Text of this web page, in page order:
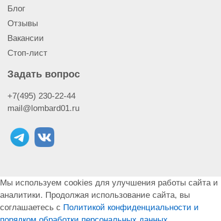
Скупка IPhone 8 Plus
Скупка IPhone 8
Скупка IPhone Xr
Скупка IPhone Xs Max
Скупка наушников Airpods Pro Max
Скупка наушников Airpods Pro 2
Скупка наушников Airpods Pro
Скупка Macbook
Скупка Macbook Air
Скупка Apple Watch Ultra
Скупка IPad Air
Скупка IPhone Xs
Скупка наушников Airpods 2
Адреса филиалов
Блог
Отзывы
Вакансии
+7(495) 230-22-44
Мы используем cookies для улучшения работы сайта и
аналитики. Продолжая использование сайта, вы
соглашаетесь сПолитикой конфиденциальности и